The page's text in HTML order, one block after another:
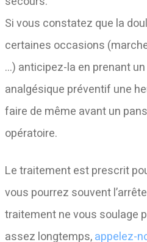
Si vous constatez que la
certaines occasions
…) anticipez-la en prenant
analgésique préventif une
faire de même avant un
opératoire.
Le traitement est prescrit
vous pourrez souvent
traitement ne vous soulage
assez longtemps,appelez-